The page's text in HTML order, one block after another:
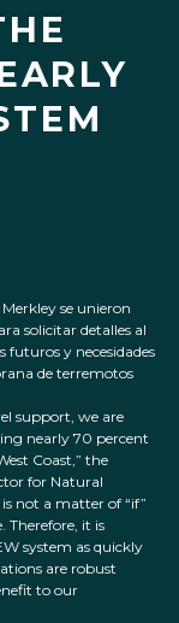
se unieron
solicitar detalles al
futuros y necesidades
de terremotos
support, we are
nearly 70 percent
Coast,” the
for Natural
not a matter of “if”
Therefore, it is
system as quickly
are robust
to our